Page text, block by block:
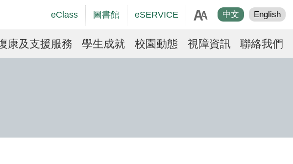
Social
Language
switcher
中文 English
eClass 圖書館 eSERVICE
康及支援服務 學生成就 校園動態 視障資訊 聯絡我們